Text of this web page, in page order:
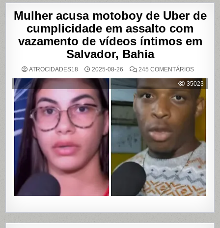
Mulher acusa motoboy de Uber de
cumplicidade em assalto com
vazamento de vídeos íntimos em
Salvador, Bahia
ATROCIDADES18 2025-08-26 245 COMENTÁRIOSEM
ACUSA
DE
UBER
DE
EM
DE
VÍDEOS
ÍNTIMOS
EM
BAHIA
35023